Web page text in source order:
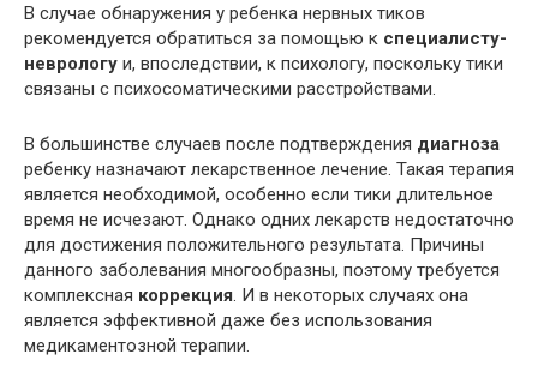
В случае обнаружения у ребенка нервных тиков
рекомендуется обратиться за помощью к специалисту-
неврологу и, впоследствии, к психологу, поскольку тики
связаны с психосоматическими расстройствами.
В большинстве случаев после подтверждения диагноза
ребенку назначают лекарственное лечение. Такая терапия
является необходимой, особенно если тики длительное
время не исчезают. Однако одних лекарств недостаточно
для достижения положительного результата. Причины
данного заболевания многообразны, поэтому требуется
комплексная коррекция . И в некоторых случаях она
является эффективной даже без использования
медикаментозной терапии.